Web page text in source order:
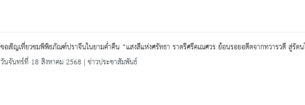
ขอเชิญเที่ยวชมพิพิธภัณฑ์ปราจีนในยามค่ำคืน “แสงสีแห่งศรัทธา ราตรีศรีคเณศวร ย้อนรอยอดีตจากทวารวดี สู่รัต
วันจันทร์ที่ 18 สิงหาคม 2568 | ข่าวประชาสัมพันธ์